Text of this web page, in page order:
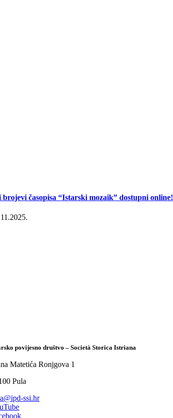
brojevi časopisa “Istarski mozaik” dostupni online!
povijesno društvo – Società Storica Istriana
Matetića Ronjgova 1
Pula
ssi.hr